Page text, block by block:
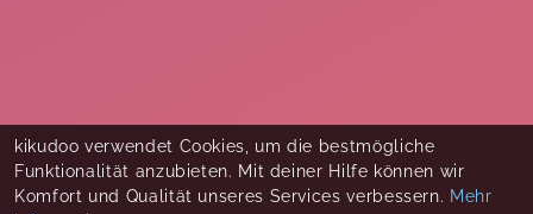
kikudoo verwendet Cookies, um die bestmögliche
Funktionalität anzubieten. Mit deiner Hilfe können wir
Komfort und Qualität unseres Services verbessern. Mehr